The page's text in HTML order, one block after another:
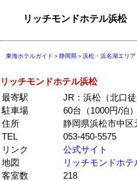
リッチモンドホテル浜松
東海ホテルガイド ＞静岡県＞浜松・浜名湖エリア
リッチモンドホテル浜松
最寄駅
JR：浜松（北口徒
駐車場
60台（1000円/泊）
住所
静岡県浜松市中
TEL
053-450-5575
リンク
公式サイト
地図
リッチモンドホテ
客室数
218